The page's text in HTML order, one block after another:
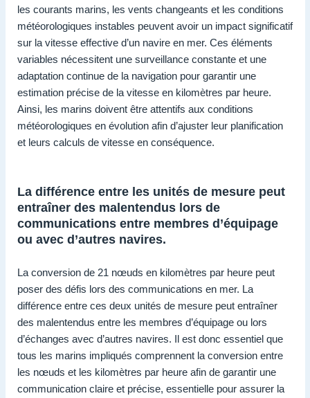
les courants marins, les vents changeants et les conditions
météorologiques instables peuvent avoir un impact significatif
sur la vitesse effective d’un navire en mer. Ces éléments
variables nécessitent une surveillance constante et une
adaptation continue de la navigation pour garantir une
estimation précise de la vitesse en kilomètres par heure.
Ainsi, les marins doivent être attentifs aux conditions
météorologiques en évolution afin d’ajuster leur planification
et leurs calculs de vitesse en conséquence.
La différence entre les unités de mesure peut
entraîner des malentendus lors de
communications entre membres d’équipage
ou avec d’autres navires.
La conversion de 21 nœuds en kilomètres par heure peut
poser des défis lors des communications en mer. La
différence entre ces deux unités de mesure peut entraîner
des malentendus entre les membres d’équipage ou lors
d’échanges avec d’autres navires. Il est donc essentiel que
tous les marins impliqués comprennent la conversion entre
les nœuds et les kilomètres par heure afin de garantir une
communication claire et précise, essentielle pour assurer la